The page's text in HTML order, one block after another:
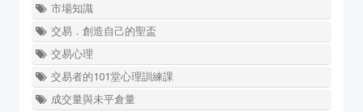
市場知識
交易．創造自己的聖盃
交易心理
交易者的101堂心理訓練課
成交量與未平倉量